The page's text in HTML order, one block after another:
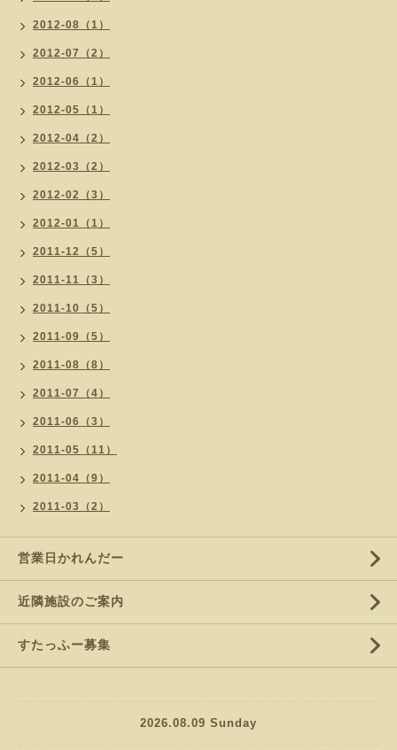
2012-08（1）
2012-07（2）
2012-06（1）
2012-05（1）
2012-04（2）
2012-03（2）
2012-02（3）
2012-01（1）
2011-12（5）
2011-11（3）
2011-10（5）
2011-09（5）
2011-08（8）
2011-07（4）
2011-06（3）
2011-05（11）
2011-04（9）
2011-03（2）
営業日かれんだー
近隣施設のご案内
すたっふー募集
2026.08.09 Sunday